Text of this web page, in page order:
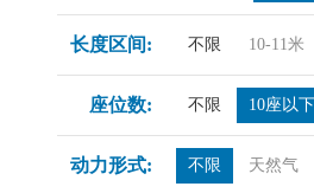
长度区间: 不限 10-11米
座位数: 不限 10座以下
动力形式: 不限 天然气